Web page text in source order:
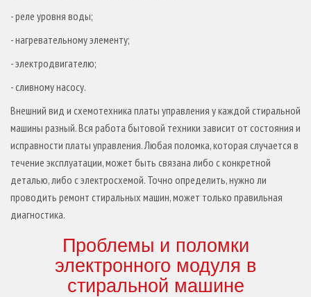
-реле уровня воды;
- нагревательному элементу;
- электродвигателю;
- сливному насосу.
Внешний вид и схемотехника платы управления у каждой стиральной
машины разный. Вся работа бытовой техники зависит от состояния и
исправности платы управления. Любая поломка, которая случается в
течение эксплуатации, может быть связана либо с конкретной
деталью, либо с электросхемой. Точно определить, нужно ли
проводить ремонт стиральных машин, может только правильная
диагностика.
Проблемы и поломки
электронного модуля в
стиральной машине